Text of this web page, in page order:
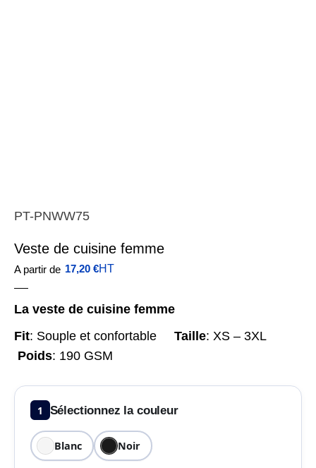
PT-PNWW75
Veste de cuisine femme
A partir de 17,20 €HT
La veste de cuisine femme
Fit: Souple et confortable Taille: XS – 3XL
Poids: 190 GSM
1 Sélectionnez la couleur
Blanc Noir